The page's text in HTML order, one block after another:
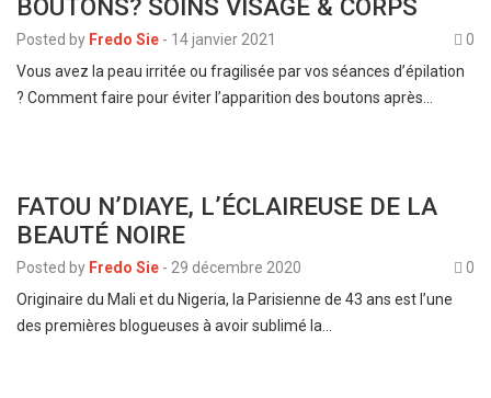
BOUTONS? SOINS VISAGE & CORPS
Posted by Fredo Sie - 14 janvier 2021
0
Vous avez la peau irritée ou fragilisée par vos séances d’épilation
? Comment faire pour éviter l’apparition des boutons après…
FATOU N’DIAYE, L’ÉCLAIREUSE DE LA
BEAUTÉ NOIRE
Posted by Fredo Sie - 29 décembre 2020
0
Originaire du Mali et du Nigeria, la Parisienne de 43 ans est l’une
des premières blogueuses à avoir sublimé la…